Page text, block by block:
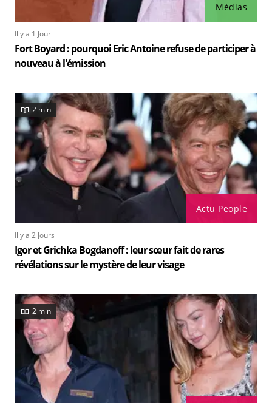
Médias
Il y a 1 Jour
Fort Boyard : pourquoi Eric Antoine refuse de participer à
nouveau à l'émission
Actu People
2 min
Il y a 2 Jours
Igor et Grichka Bogdanoff : leur sœur fait de rares
révélations sur le mystère de leur visage
2 min